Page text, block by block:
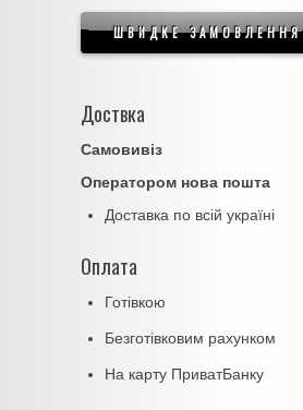
ШВИДКЕ ЗАМОВЛЕННЯ
Доствка
Самовивіз
Оператором нова пошта
Доставка по всій україні
Оплата
Готівкою
Безготівковим рахунком
На карту ПриватБанку